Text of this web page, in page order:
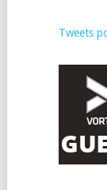
Tweets